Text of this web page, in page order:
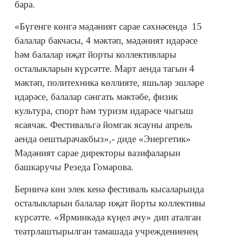
бара.
«Бүгенге көнгә мәдәният сарае сәхнәсендә 15
балалар бакчасы, 4 мәктәп, мәдәният идарәсе
һәм балалар иҗат йорты коллективлары
осталыкларын күрсәтте. Март аенда тагын 4
мәктәп, политехника көллияте, яшьләр эшләре
идарәсе, балалар сәнгать мәктәбе, физик
культура, спорт һәм туризм идарәсе чыгыш
ясаячак. Фестивальгә йомгак ясауны апрель
аенда оештырачакбыз»,- диде «Энергетик»
Мәдәният сарае директоры вазифаларын
башкаручы Резеда Гомәрова.
Берничә көн элек кенә фестиваль кысаларында
осталыкларын балалар иҗат йорты коллективы
күрсәтте. «Ярминкәдә күңел ачу» дип аталган
театрлаштырылган тамашада учреждениенең